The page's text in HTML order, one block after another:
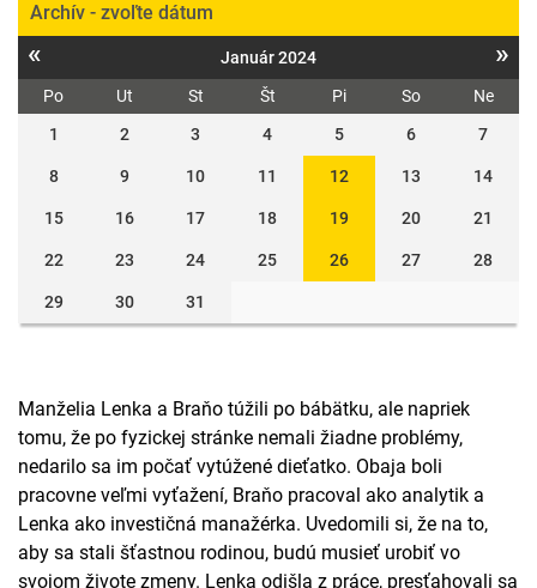
Archív - zvoľte dátum
« Január 2024 »
Po Ut St Št Pi So
Ne
1
2 3 4 5 6 7
8 9 10 11 12 13 14
15 16 17 18 19 20 21
22 23 24 25 26 27 28
29 30 31
Manželia Lenka a Braňo túžili po bábätku, ale napriek
tomu, že po fyzickej stránke nemali žiadne problémy,
nedarilo sa im počať vytúžené dieťatko. Obaja boli
pracovne veľmi vyťažení, Braňo pracoval ako analytik a
Lenka ako investičná manažérka. Uvedomili si, že na to,
aby sa stali šťastnou rodinou, budú musieť urobiť vo
svojom živote zmeny. Lenka odišla z práce, presťahovali sa